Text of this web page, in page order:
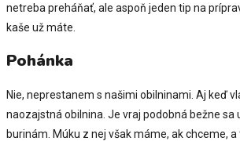
netreba preháňať, ale aspoň jeden tip na
kaše už máte.
Pohánka
Nie, neprestanem s našimi obilninami. Aj keď
naozajstná obilnina. Je vraj podobná bežne sa
burinám. Múku z nej však máme, ak chceme,